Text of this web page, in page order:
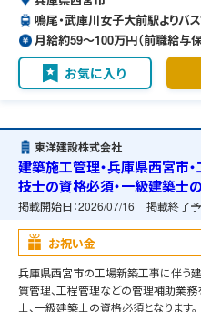
鳴尾・武庫川女子大前駅よりバ
月給約59〜100万円（前職給与保
お気に入り
東洋建設株式会社
建築施工管理・兵庫県西宮市
技士の資格必須・一級建築士
掲載開始日：2026/07/16 掲載終了予
お祝い金
兵庫県西宮市の工場新築工事に伴う
質管理、工程管理などの管理補助業務
士、一級建築士の資格必須となります。